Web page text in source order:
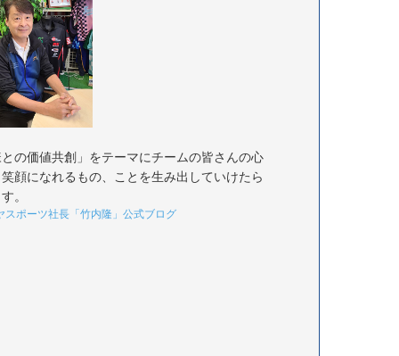
の価値共創」をテーマにチームの皆さんの心
顔になれるもの、ことを生み出していけたら
。
スポーツ社長「竹内隆」公式ブログ